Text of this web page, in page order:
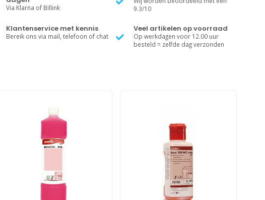
Via Klarna of Billink
9.3/10
Klantenservice met kennis
Bereik ons via mail, telefoon of chat
Veel artikelen op voorraad
Op werkdagen voor 12.00 uur
besteld = zelfde dag verzonden